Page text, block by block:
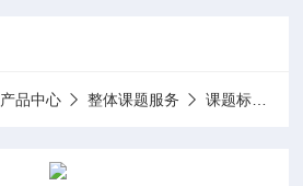
产品中心 整体课题服务 课题标书设计项目申报